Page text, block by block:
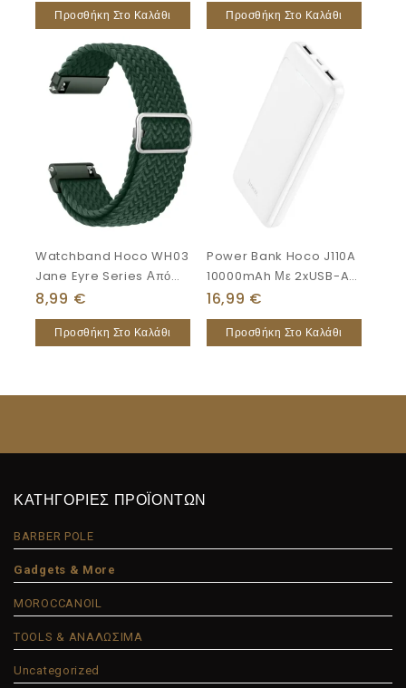
1/2/3/4/5/6/7/8/SE/Ultra
Russian Style
Προσθήκη Στο Καλάθι
Storm Black With Grey
Προσθήκη Στο Καλάθι
Watchband Hoco WH03
Jane Eyre Series Από
Ultra-Thin Nylon Για
Samsung Huawei
Xiaomi Vivo Κα 20mm
8,99 €
Προσθήκη Στο Καλάθι
Power Bank Hoco J110A
10000mAh Με 2xUSB-A
Λευκό
16,99 €
Προσθήκη Στο Καλάθι
ΚΑΤΗΓΟΡΙΕΣ ΠΡΟΪΟΝΤΩΝ
BARBER POLE
Gadgets & More
MOROCCANOIL
TOOLS & ΑΝΑΛΩΣΙΜΑ
Uncategorized